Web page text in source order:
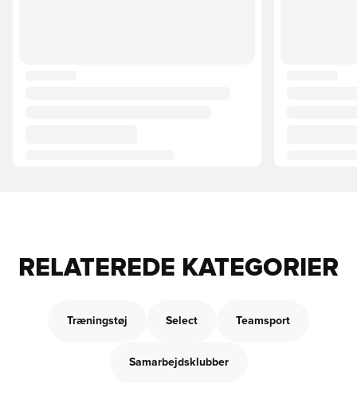
RELATEREDE KATEGORIER
Træningstøj Select Teamsport
Samarbejdsklubber